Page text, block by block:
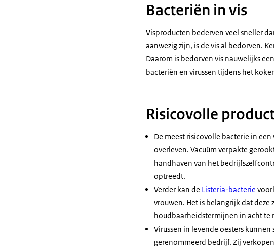
Bacteriën in vis
Visproducten bederven veel sneller
aanwezig zijn, is de vis al bedorven.
Daarom is bedorven vis nauwelijks
bacteriën en virussen tijdens het
Risicovolle
De meest risicovolle bacterie in
overleven. Vacuüm verpakte
handhaven van het
optreedt.
Verder kan de Listeria-bacterie
vrouwen. Het is belangrijk dat
houdbaarheidstermijnen in acht te
Virussen in levende oesters
gerenommeerd bedrijf. Zij